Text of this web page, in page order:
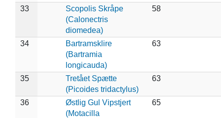
33
Scopolis Skråpe
(Calonectris
diomedea)
58
34
Bartramsklire
(Bartramia
longicauda)
63
35
Tretået Spætte
(Picoides tridactylus)
63
36
Østlig Gul Vipstjert
(Motacilla
65